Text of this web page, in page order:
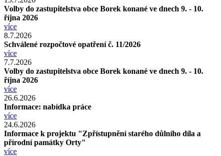
Volby do zastupitelstva obce Borek konané ve dnech 9. - 10.
října 2026
více
8.7.2026
Schválené rozpočtové opatření č. 11/2026
více
7.7.2026
Volby do zastupitelstva obce Borek konané ve dnech 9. - 10.
října 2026
více
26.6.2026
Informace: nabídka práce
více
24.6.2026
Informace k projektu "Zpřístupnění starého důlního díla a
přírodní památky Orty"
více